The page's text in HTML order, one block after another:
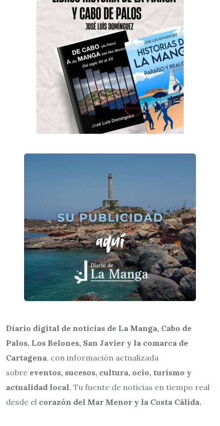
Diario digital de noticias de La Manga, Cabo de
Palos, Los Belones, San Javier y la comarca de
Cartagena, con información actualizada
sobre eventos, sucesos, cultura, ocio, turismo y
actualidad local. Tu fuente de noticias en tiempo real
desde el corazón del Mar Menor y la Costa Cálida.